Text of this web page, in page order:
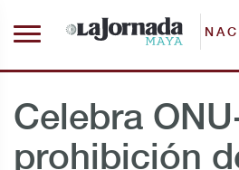
Celebra
prohibición